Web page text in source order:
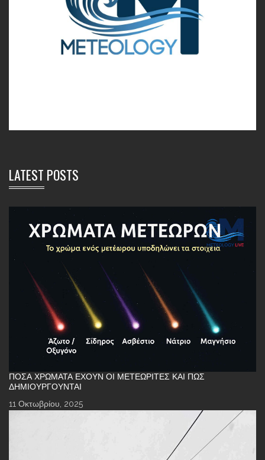
LATEST POSTS
ΠΌΣΑ ΧΡΏΜΑΤΑ ΈΧΟΥΝ ΟΙ ΜΕΤΕΩΡΊΤΕΣ ΚΑΙ ΠΏΣ
ΔΗΜΙΟΥΡΓΟΎΝΤΑΙ
11 Οκτωβρίου, 2025